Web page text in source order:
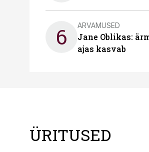
6 ARVAMUSED
Jane Oblikas:
ajas kasvab
ÜRITUSED